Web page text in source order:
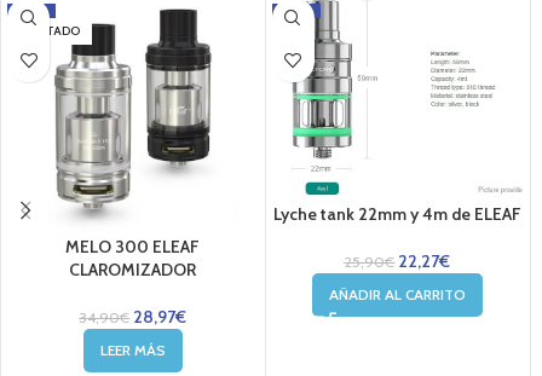
-17%
AGOTADO
MELO 300 ELEAF
CLAROMIZADOR
34,90€ 28,97€
LEER MÁS
-14%
Lyche tank 22mm y 4m de ELEAF
25,90€ 22,27€
AÑADIR AL CARRITO